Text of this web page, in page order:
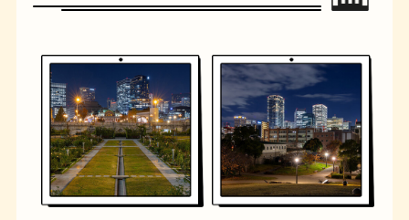
遊具 オムライス